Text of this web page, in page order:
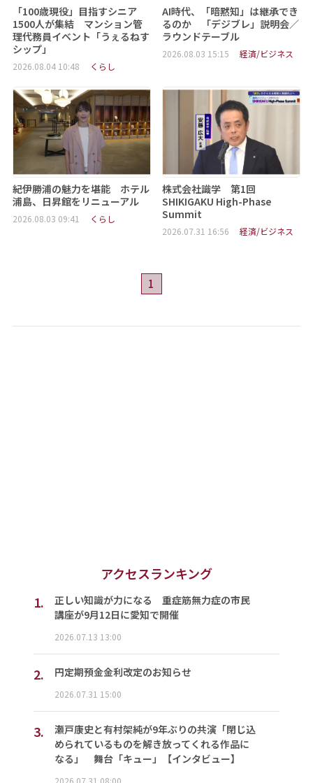
「100歳現役」目指すシニア
1500人が集結 マンション管
理代務員イベント「うぇるねす
シップ」
2026.08.04 10:48 くらし
AI時代、「暗黙知」は継承でき
るのか 「デジブレ」説明会／
ラウンドテーブル
2026.08.03 15:15 経済/ビジネス
紀伊勝浦の魅力を堪能 ホテル
浦島、日昇館をリニューアル
2026.08.03 09:41 くらし
株式会社識学 第1回
SHIKIGAKU High-Phase
Summit
2026.07.31 16:56 経済/ビジネス
1
アクセスランキング
1.
正しい知識が力になる 重症筋無力症の市民
講座が9月12日に愛知で開催
2026.07.13 13:00
2. 円定期預金金利改定のお知らせ
2026.07.31 15:00
3.
瀬戸康史と有村架純が9年ぶりの共演「閉じ込
められているものを解き放ってくれる作品に
なる」 舞台「キュー」【インタビュー】
2026.07.31 08:00